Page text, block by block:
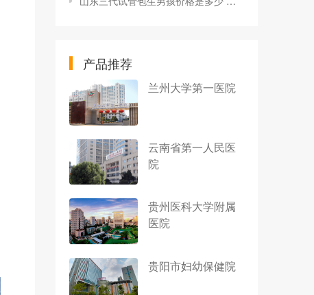
产品推荐
兰州大学第一医院
云南省第一人民医
院
贵州医科大学附属
医院
贵阳市妇幼保健院